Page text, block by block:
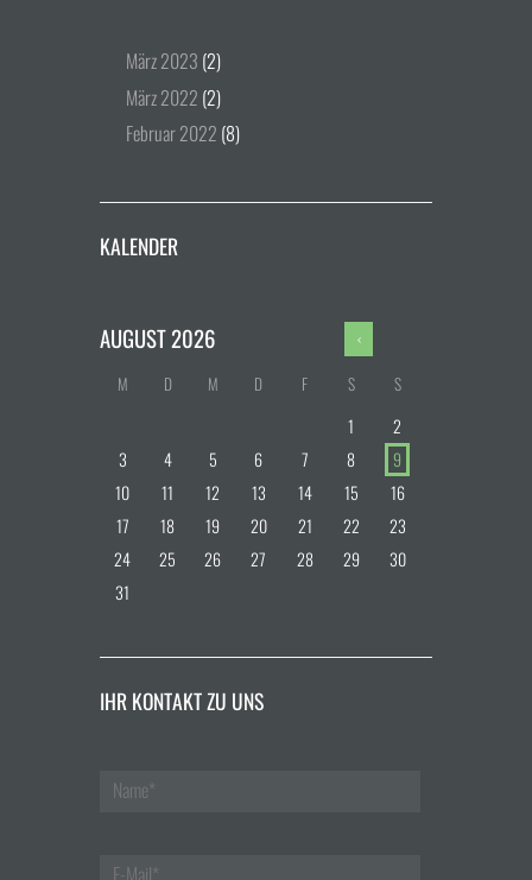
März2023 (2)
März2022 (2)
Februar2022 (8)
KALENDER
AUGUST2026
M D M D F S S
1
2
3
4 5 6 7 8
9
10
11 12 13 14 15
16
17
18 19 20 21 22
23
24
25 26 27 28 29
30
31
IHR KONTAKT ZU UNS